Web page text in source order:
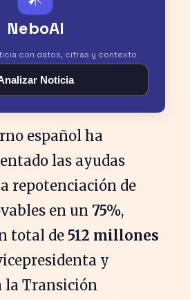
NeboAI
con datos, cifras y contexto
Noticia
español ha
las ayudas
repotenciación de
en un 75%,
total de 512 millones
y
Transición